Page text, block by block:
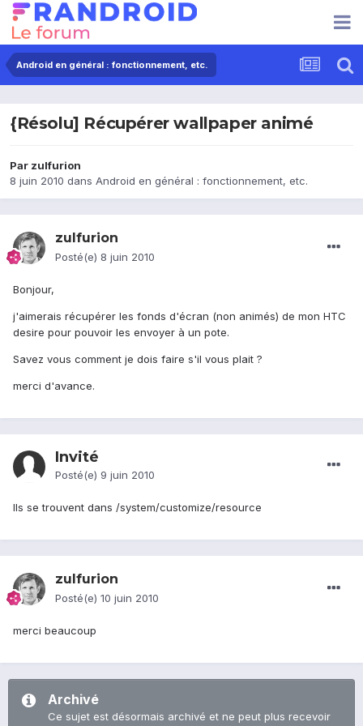
Android en général : fonctionnement, etc.
{Résolu] Récupérer wallpaper animé
Par zulfurion
8 juin 2010 dans Android en général : fonctionnement, etc.
zulfurion
Posté(e) 8 juin 2010
Bonjour,
j'aimerais récupérer les fonds d'écran (non animés) de mon HTC
desire pour pouvoir les envoyer à un pote.
Savez vous comment je dois faire s'il vous plait ?
merci d'avance.
Invité
Posté(e) 9 juin 2010
Ils se trouvent dans /system/customize/resource
zulfurion
Posté(e) 10 juin 2010
merci beaucoup
Archivé
Ce sujet est désormais archivé et ne peut plus recevoir